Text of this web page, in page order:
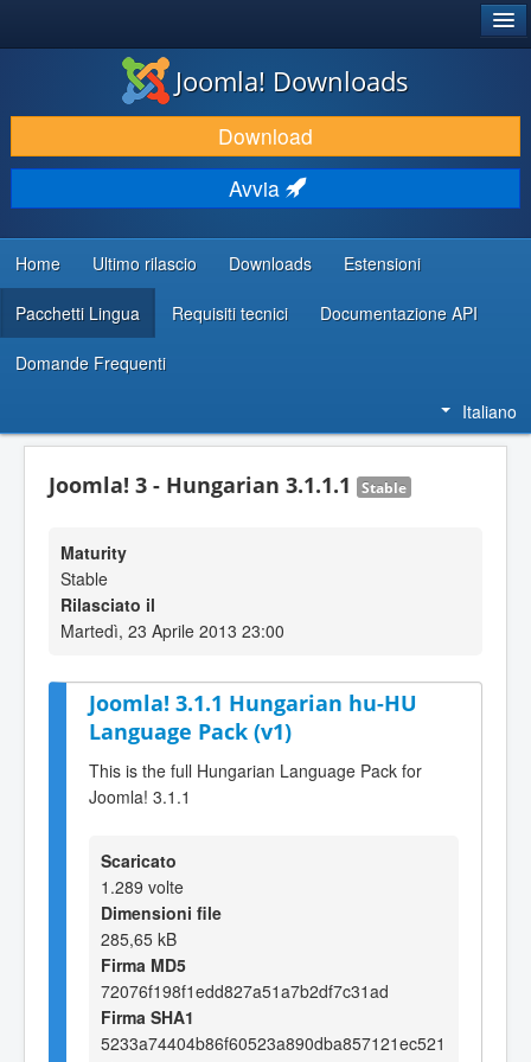
SCARICA & ESTENDI
SCOPRI & IMPARA
COMUNITÀ & SUPPORTO
RISORSE PER SVILUPPATORI
Joomla! Downloads
Download
Avvia
Home Ultimo rilascio Downloads Estensioni
Pacchetti Lingua Requisiti tecnici Documentazione API
Domande Frequenti
Italiano
Joomla! 3 - Hungarian 3.1.1.1 Stable
Maturity
Stable
Rilasciato il
Martedì, 23 Aprile 2013 23:00
Joomla! 3.1.1 Hungarian hu-HU
Language Pack (v1)
This is the full Hungarian Language Pack for
Joomla! 3.1.1
Scaricato
1.289 volte
Dimensioni file
285,65 kB
Firma MD5
72076f198f1edd827a51a7b2df7c31ad
Firma SHA1
5233a74404b86f60523a890dba857121ec521